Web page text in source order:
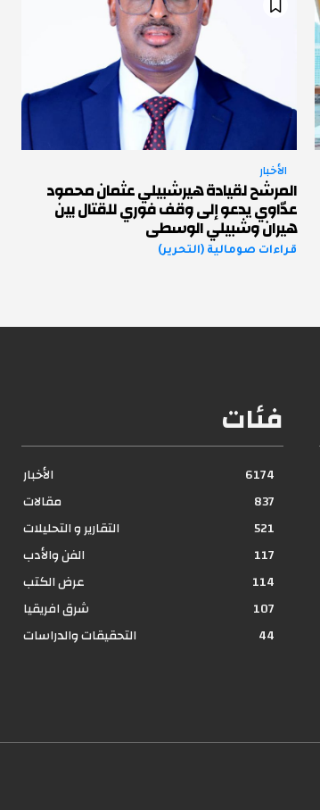
الأخبار
المرشح لقيادة هيرشبيلي عثمان محمود
عدّاوي يدعو إلى وقف فوري للقتال بين
هيران وشبيلي الوسطى
قراءات صومالية (التحرير)
فئات
الأخبار
6174
مقالات
837
التقارير و التحليلات
521
الفن والأدب
117
عرض الكتب
114
شرق افريقيا
107
التحقيقات والدراسات
44